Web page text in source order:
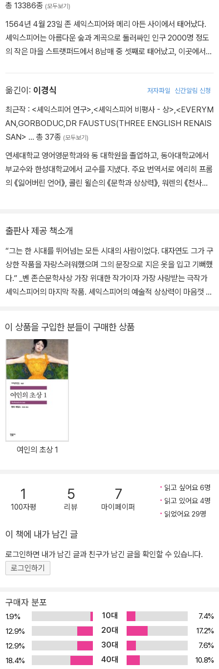
총 13386종 (모두보기)
1564년 4월 23일 존 셰익스피어와 메리 아든 사이에서 태어났다.
셰익스피어는 아름다운 숲과 계곡으로 둘러싸인 인구 2000명 정도
의 작은 마을 스트랫퍼드에서 8남매 중 셋째로 태어났고, 이곳에서
리학, 수사학, 문학 등을 배웠는데, 《성경》과 더불어 오비디우스의
《변신》은 셰익스피어에게 상상력의 원천이 된다. 그리스어도 배웠지
만 그리 신통하지는 않았다. 그 때문에 동시대 극작가 벤 존슨은 “라
틴어는 신통하지 않고, 그리스어는 더 말할 것이 없다”라고 셰익스피
무대 예술에 대한 천부적인 감각, 다양한 경험, 인간에 대한 심오한 이
해는 그를 위대한 극작가로 만들기에 부족함이 없었다. 그는 제대로
교육받지는 못했지만, 자연으로부터 모든 것을 배운 자연의 아들이자
특히 《헨리 6세》는 공전의 히트를 기록했다. 그에 대해 악의에 찬 비
1623년 벤 존슨은 그리스와 로마의 극작가와 견줄 수 있는 사람은 오
직 셰익스피어뿐이라고 호평하며, 그는 “어느 한 시대 사람이 아니라,
모든 시대의 사람”이라고 칭찬했다. 1668년 존 드라이든은 셰익스피
어를 “가장 크고 포괄적인 영혼”이라고 극찬했다. 셰익스피어는 159
희극, 10편의 역사극, 그리고 시집 《소네트》를 집필했다. 38편의 희
곡 작품들은 상연 연대에 따라 대개 4기로 분류된다.
옮긴이: 이경식 저자파일 신간알림 신청
최근작 : <셰익스피어 연구>,<셰익스피어 비평사 - 상>,<EVERYM
AN,GORBODUC,DR FAUSTUS(THREE ENGLISH RENAIS
SAN> … 총 37종 (모두보기)
연세대학교 영어영문학과와 동 대학원을 졸업하고, 동아대학교에서
부교수와 한성대학교에서 교수를 지냈다. 주요 번역서로 에리히 프롬
의 《잃어버린 언어》, 콜린 윌슨의 《문학과 상상력》, 워렌의 《천사의
출판사 제공 책소개
“그는 한 시대를 뛰어넘는 모든 시대의 사람이었다. 대자연도 그가 구
상한 작품을 자랑스러워했으며 그의 문장으로 지은 옷을 입고 기뻐했
다.” _벤 존슨문학사상 가장 위대한 작가이자 가장 사랑받는 극작가
셰익스피어의 마지막 작품. 셰익스피어의 예술적 상상력이 마음껏 드
비평사 저작으로 2003년 대한민국학술원상을 수상한 서울대 영어영
문과 이경식 명예교수의 번역으로 선보인다. 운율과 더불어 문장 하
나하나에 숨은 은유와 언어유희까지 그대로 원전을 살려내는 데 힘썼
다. 1999년 BBC 조사 ‘지난 천 년간 최고의 작가’ 1위
이 상품을 구입한 분들이 구매한 상품
여인의 초상 1
1
100자평
5
리뷰
7
마이페이퍼
읽고 싶어요 6명
읽고 있어요 4명
읽었어요 29명
이 책에 내가 남긴 글
로그인하면 내가 남긴 글과 친구가 남긴 글을 확인할 수 있습니다.
로그인하기
구매자 분포
1.9% 10대
7.4%
12.9%
20대
17.2%
12.9%
30대
7.6%
18.4%
40대
10.8%